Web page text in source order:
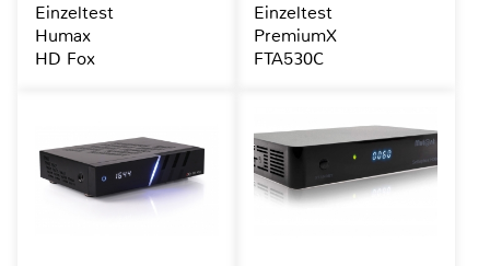
Einzeltest
Humax
HD Fox
Einzeltest
PremiumX
FTA530C